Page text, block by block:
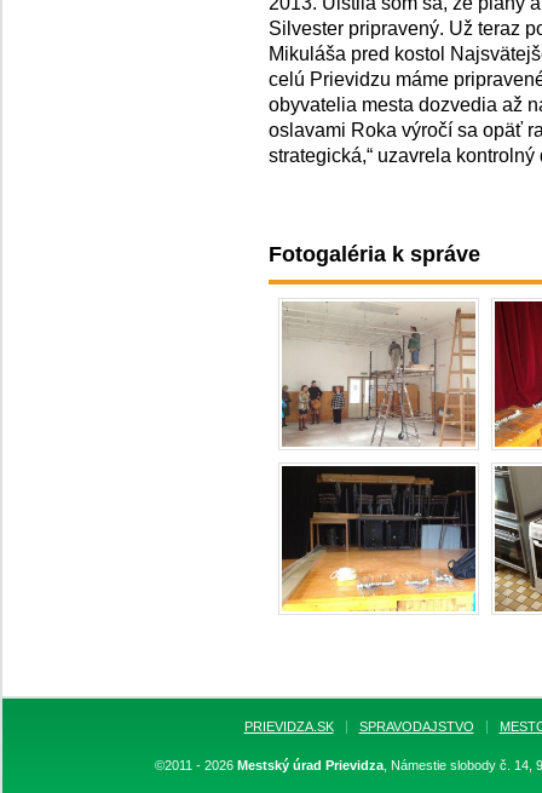
Silvester pripravený. Už teraz
Mikuláša pred kostol
celú Prievidzu máme
obyvatelia mesta dozvedia až
oslavami Roka výročí sa opäť
strategická,“ uzavrela
Fotogaléria k správe
PRIEVIDZA.SK SPRAVODAJSTVO
©2011 - 2026 Mestský úrad Prievidza, Námestie slobody č. 14,